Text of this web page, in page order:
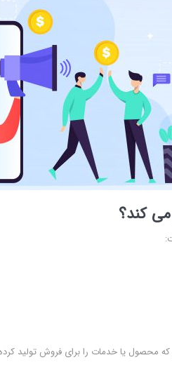
می کند؟
که محصول یا خدمات را برای فروش تولید